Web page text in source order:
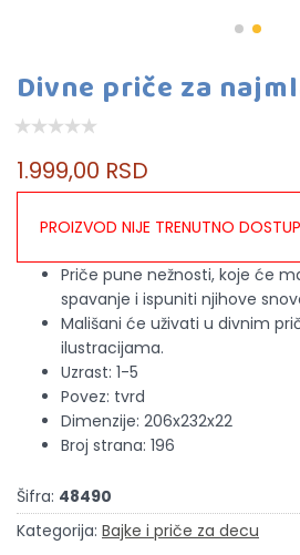
Divne priče za
1.999,00 RSD
PROIZVOD NIJE TRENUTNO
Priče pune nežnosti, koje će
spavanje i ispuniti njihove
Mališani će uživati u divnim
ilustracijama.
Uzrast: 1-5
Povez: tvrd
Dimenzije: 206x232x22
Broj strana: 196
Šifra: 48490
Kategorija: Bajke i priče za decu